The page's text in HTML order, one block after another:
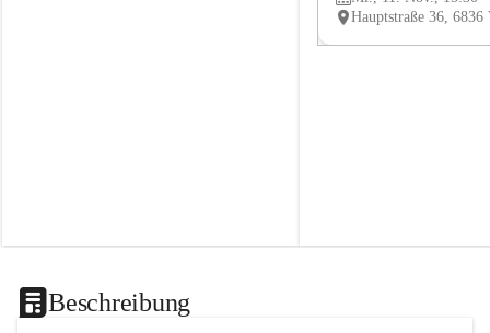
Beschreibung